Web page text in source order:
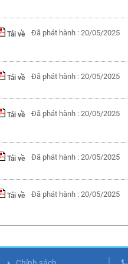
Tải về Đã phát hành : 20/05/2025
Tải về Đã phát hành : 20/05/2025
Tải về Đã phát hành : 20/05/2025
Tải về Đã phát hành : 20/05/2025
Tải về Đã phát hành : 20/05/2025